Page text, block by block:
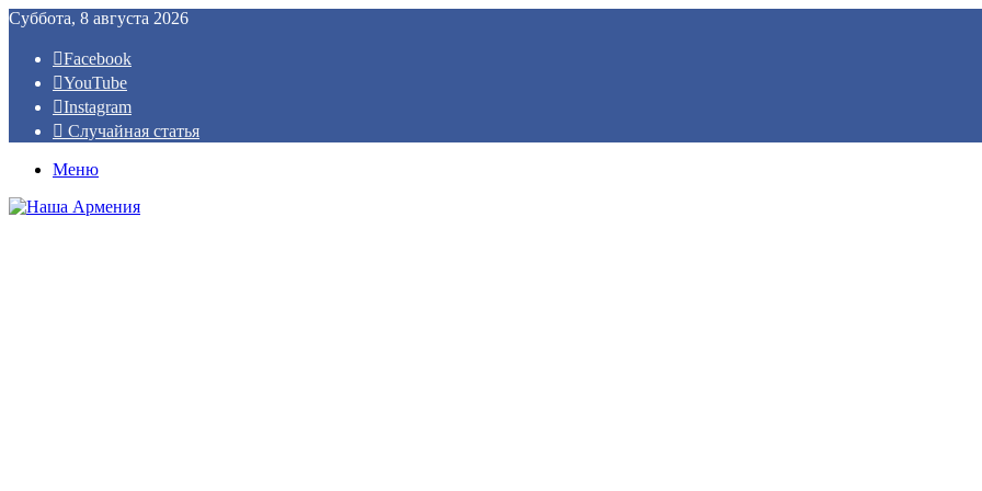
Суббота, 8 августа 2026
Facebook
YouTube
Instagram
Случайная статья
Меню